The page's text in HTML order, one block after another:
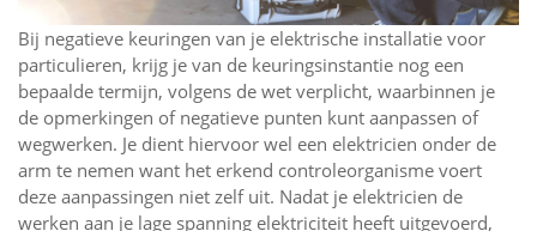
Bij negatieve keuringen van je elektrische installatie voor
particulieren, krijg je van de keuringsinstantie nog een
bepaalde termijn, volgens de wet verplicht, waarbinnen je
de opmerkingen of negatieve punten kunt aanpassen of
wegwerken. Je dient hiervoor wel een elektricien onder de
arm te nemen want het erkend controleorganisme voert
deze aanpassingen niet zelf uit. Nadat je elektricien de
werken aan je lage spanning elektriciteit heeft uitgevoerd,